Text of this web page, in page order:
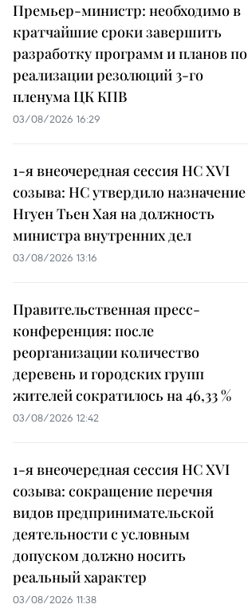
Премьер-министр: необходимо в
кратчайшие сроки завершить
разработку программ и планов по
реализации резолюций 3-го
пленума ЦК КПВ
03/08/2026 16:29
1-я внеочередная сессия НС XVI
созыва: НС утвердило назначение
Нгуен Тьен Хая на должность
министра внутренних дел
03/08/2026 13:16
Правительственная пресс-
конференция: после
реорганизации количество
деревень и городских групп
жителей сократилось на 46,33 %
03/08/2026 12:42
1-я внеочередная сессия НС XVI
созыва: сокращение перечня
видов предпринимательской
деятельности с условным
допуском должно носить
реальный характер
03/08/2026 11:38